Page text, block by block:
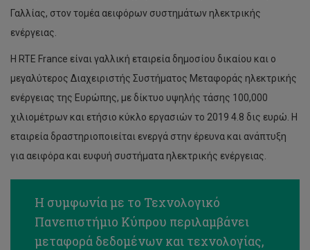
Γαλλίας, στον τομέα αειφόρων συστημάτων ηλεκτρικής
ενέργειας.
Η RTE France είναι γαλλική εταιρεία δημοσίου δικαίου και ο
μεγαλύτερος Διαχειριστής Συστήματος Μεταφοράς ηλεκτρικής
ενέργειας της Ευρώπης, με δίκτυο υψηλής τάσης 100,000
χιλιομέτρων και ετήσιο κύκλο εργασιών το 2019 4.8 δις ευρώ. Η
εταιρεία δραστηριοποιείται ενεργά στην έρευνα και ανάπτυξη
για αειφόρα και ευφυή συστήματα ηλεκτρικής ενέργειας.
Η συμφωνία με το Τεχνολογικό
Πανεπιστήμιο Κύπρου περιλαμβάνει
μεταφορά δεδομένων και τεχνολογίας,